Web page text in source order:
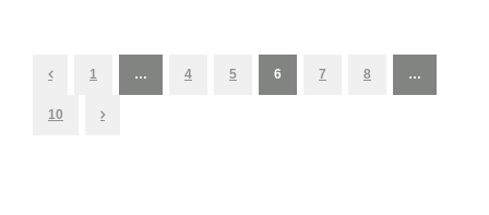
1 … 4 5 6 7 8 …
10